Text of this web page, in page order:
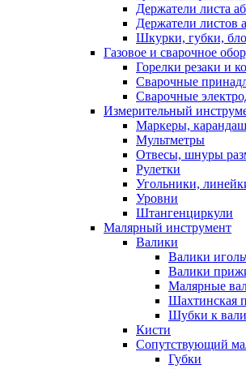
Держатели листа
Держатели листов
Шкурки, губки,
Газовое и сварочное
Горелки резаки и
Сварочные
Сварочные
Измерительный
Маркеры,
Мультметры
Отвесы, шнуры
Рулетки
Угольники,
Уровни
Штангенциркули
Малярный инструмент
Валики
Валики
Валики
Малярные
Шахтинская
Шубки к
Кисти
Сопутствующий
Губки